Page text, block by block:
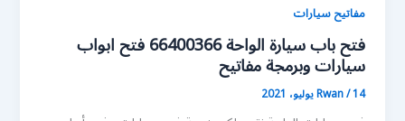
مفاتيح سيارات
فتح باب سيارة الواحة 66400366 فتح ابواب
سيارات وبرمجة مفاتيح
Rwan/14 يوليو، 2021